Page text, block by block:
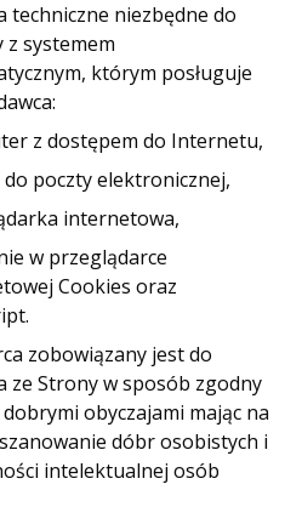
techniczne niezbędne do
z systemem
którym posługuje
z dostępem do Internetu,
poczty elektronicznej,
internetowa,
w przeglądarce
Cookies oraz
zobowiązany jest do
ze Strony w sposób zgodny
obyczajami mając na
dóbr osobistych i
intelektualnej osób